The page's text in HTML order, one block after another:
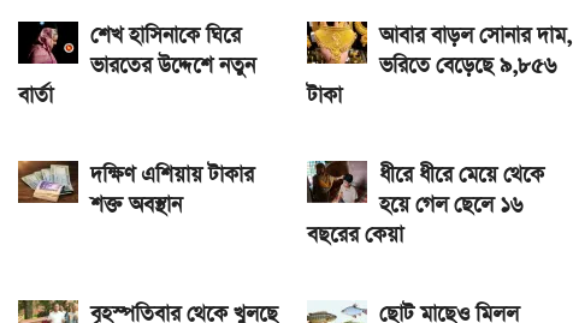
শেখ হাসিনাকে ঘিরে
ভারতের উদ্দেশে নতুন
বার্তা
আবার বাড়ল সোনার দাম,
ভরিতে বেড়েছে ৯,৮৫৬
টাকা
দক্ষিণ এশিয়ায় টাকার
শক্ত অবস্থান
ধীরে ধীরে মেয়ে থেকে
হয়ে গেল ছেলে ১৬
বছরের কেয়া
বৃহস্পতিবার থেকে খুলছে
ছোট মাছেও মিলল